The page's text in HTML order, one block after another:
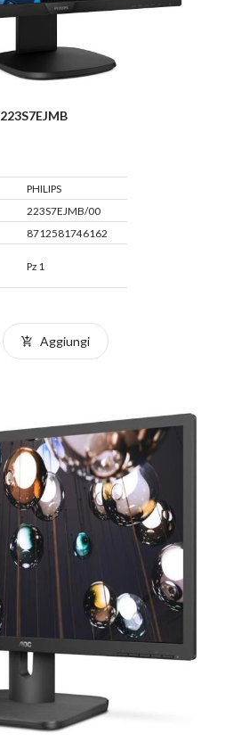
223S7EJMB
PHILIPS
223S7EJMB/00
8712581746162
Pz 1
Aggiungi